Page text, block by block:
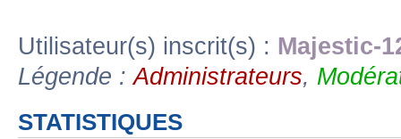
Utilisateur(s) inscrit(s) : Majestic-
Légende :Administrateurs,
STATISTIQUES